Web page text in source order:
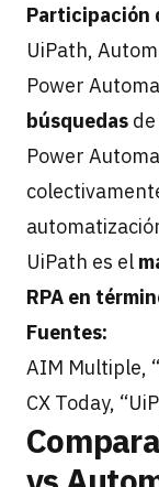
Participación
UiPath,
Power
búsquedas
Power
UiPath es el
RPA en
Fuentes:
AIM Multiple,
CX Today,